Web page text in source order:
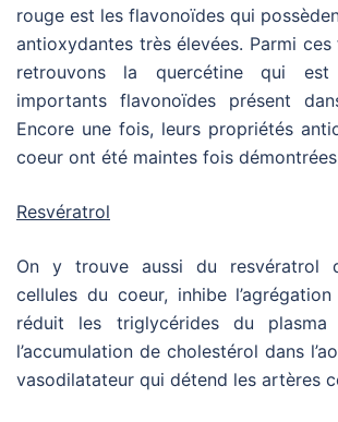
rouge est les flavonoïdes qui
antioxydantes très élevées. Parmi
retrouvons la quercétine qui
importants flavonoïdes présent
Encore une fois, leurs propriétés
coeur ont été maintes fois
Resvératrol
On y trouve aussi du resvératrol
cellules du coeur, inhibe
réduit les triglycérides du plasma
l’accumulation de cholestérol dans
vasodilatateur qui détend les artères